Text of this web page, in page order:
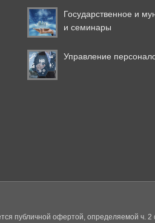
Государственное и
и семинары
Управление
публичной офертой, определяемой ч. 2